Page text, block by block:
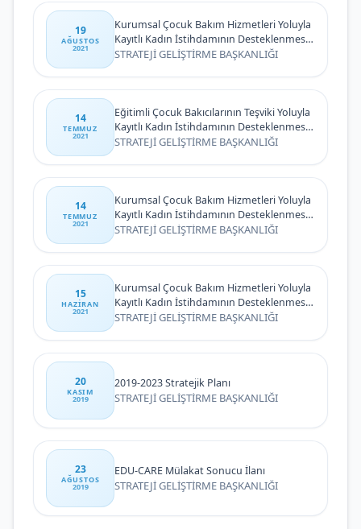
19
AĞUSTOS
2021
Kurumsal Çocuk Bakım Hizmetleri Yoluyla
Kayıtlı Kadın İstihdamının Desteklenmesi
Projesi Sözlü Seçme Sınavı Sonuç İlanı
STRATEJİ GELİŞTİRME BAŞKANLIĞI
14
TEMMUZ
2021
Eğitimli Çocuk Bakıcılarının Teşviki Yoluyla
Kayıtlı Kadın İstihdamının Desteklenmesi
Projesi Personeli Sözlü Seçme Sınavına
STRATEJİ GELİŞTİRME BAŞKANLIĞI
14
TEMMUZ
2021
Kurumsal Çocuk Bakım Hizmetleri Yoluyla
Kayıtlı Kadın İstihdamının Desteklenmesi
Projesi Personeli Sözlü Seçme Sınavına
STRATEJİ GELİŞTİRME BAŞKANLIĞI
15
HAZIRAN
2021
Kurumsal Çocuk Bakım Hizmetleri Yoluyla
Kayıtlı Kadın İstihdamının Desteklenmesi
Projesi Tam Zamanlı Sözleşmeli Personel
STRATEJİ GELİŞTİRME BAŞKANLIĞI
20
KASIM
2019
2019-2023 Stratejik Planı
STRATEJİ GELİŞTİRME BAŞKANLIĞI
23
AĞUSTOS
2019
EDU-CARE Mülakat Sonucu İlanı
STRATEJİ GELİŞTİRME BAŞKANLIĞI